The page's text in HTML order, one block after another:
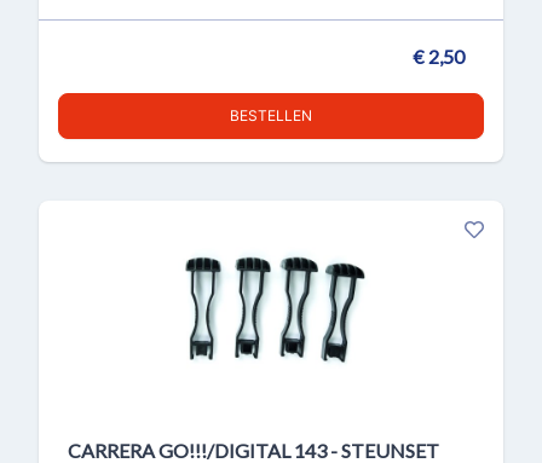
€ 2,50
BESTELLEN
CARRERA GO!!!/DIGITAL 143 - STEUNSET